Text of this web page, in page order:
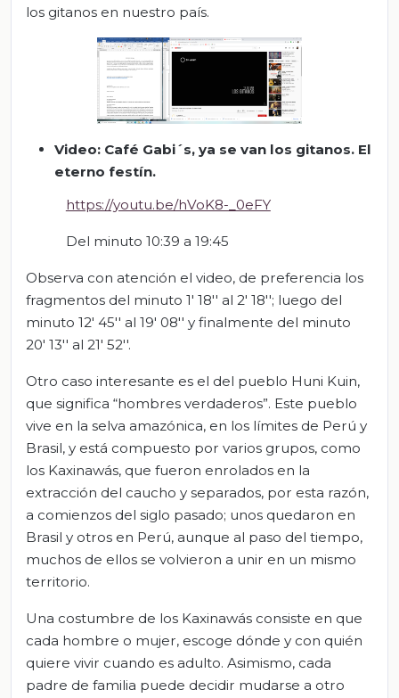
los gitanos en nuestro país.
Video: Café Gabi´s, ya se van los gitanos. El
eterno festín.
https://youtu.be/hVoK8-_0eFY
Del minuto 10:39 a 19:45
Observa con atención el video, de preferencia los
fragmentos del minuto 1' 18'' al 2' 18''; luego del
minuto 12' 45'' al 19' 08'' y finalmente del minuto
20' 13'' al 21' 52''.
Otro caso interesante es el del pueblo Huni Kuin,
que significa “hombres verdaderos”. Este pueblo
vive en la selva amazónica, en los límites de Perú y
Brasil, y está compuesto por varios grupos, como
los Kaxinawás, que fueron enrolados en la
extracción del caucho y separados, por esta razón,
a comienzos del siglo pasado; unos quedaron en
Brasil y otros en Perú, aunque al paso del tiempo,
muchos de ellos se volvieron a unir en un mismo
territorio.
Una costumbre de los Kaxinawás consiste en que
cada hombre o mujer, escoge dónde y con quién
quiere vivir cuando es adulto. Asimismo, cada
padre de familia puede decidir mudarse a otro